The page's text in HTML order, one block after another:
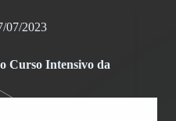
07/2023
Curso Intensivo da